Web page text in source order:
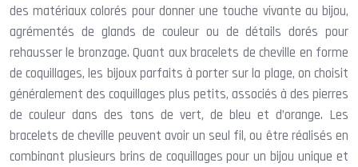
des matériaux colorés pour donner une touche vivante au bijou,
agrémentés de glands de couleur ou de détails dorés pour
rehausser le bronzage. Quant aux bracelets de cheville en forme
de coquillages, les bijoux parfaits à porter sur la plage, on choisit
généralement des coquillages plus petits, associés à des pierres
de couleur dans des tons de vert, de bleu et d’orange. Les
bracelets de cheville peuvent avoir un seul fil, ou être réalisés en
combinant plusieurs brins de coquillages pour un bijou unique et